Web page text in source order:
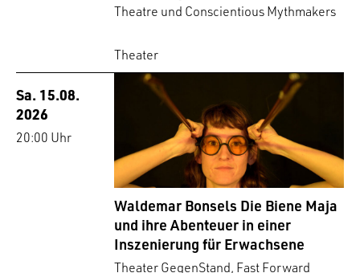
Theatre und Conscientious Mythmakers
Theater
Sa. 15.08.
2026
20:00 Uhr
Waldemar Bonsels Die Biene Maja
und ihre Abenteuer in einer
Inszenierung für Erwachsene
Theater GegenStand, Fast Forward